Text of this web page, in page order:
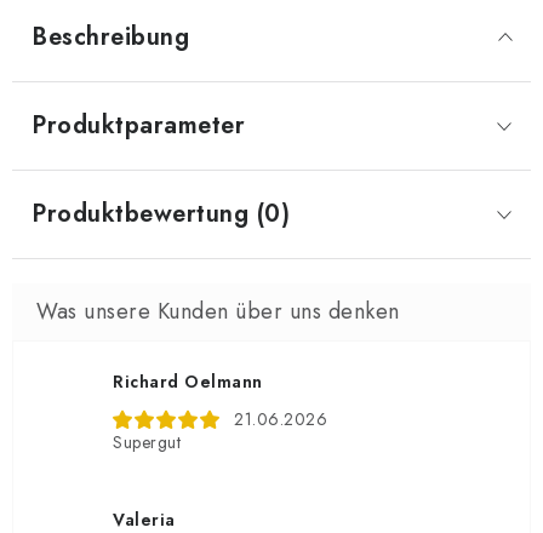
Beschreibung
Produktparameter
Produktbewertung (0)
Richard Oelmann
21.06.2026
Supergut
Valeria